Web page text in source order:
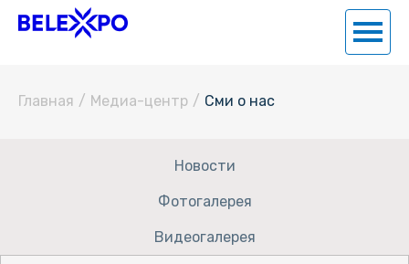
Главная / Медиа-центр / Сми о нас
Новости
Фотогалерея
Видеогалерея